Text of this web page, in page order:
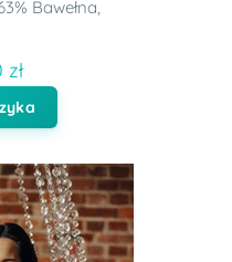
Bawełna,
zł